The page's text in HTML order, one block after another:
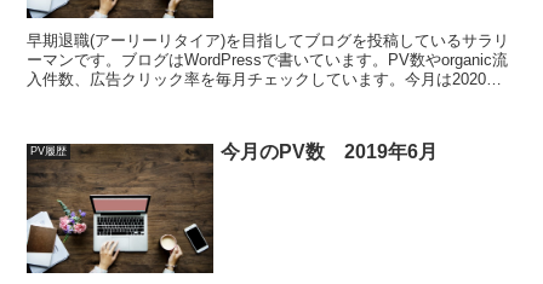
早期退職(アーリーリタイア)を目指してブログを投稿しているサラリ
ーマンです。ブログはWordPressで書いています。PV数やorganic流
入件数、広告クリック率を毎月チェックしています。今月は2020年
PV履歴 今月のPV数 2019年6月